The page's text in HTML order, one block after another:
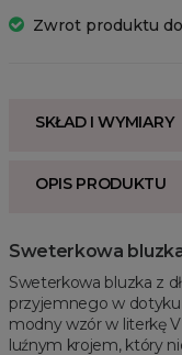
Zwrot produktu
SKŁAD I WYMIARY
OPIS PRODUKTU
Sweterkowa
Sweterkowa bluzka z
przyjemnego w dotyku
modny wzór w literkę
luźnym krojem, który